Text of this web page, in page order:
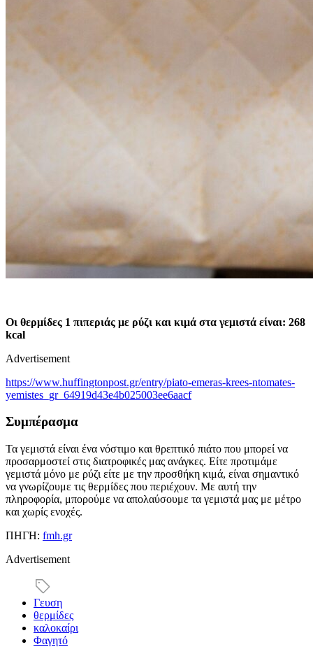
Οι θερμίδες 1 πιπεριάς με ρύζι και κιμά στα γεμιστά είναι: 268
kcal
Advertisement
https://www.huffingtonpost.gr/entry/piato-emeras-krees-ntomates-
yemistes_gr_64919d43e4b025003ee6aacf
Συμπέρασμα
Τα γεμιστά είναι ένα νόστιμο και θρεπτικό πιάτο που μπορεί να
προσαρμοστεί στις διατροφικές μας ανάγκες. Είτε προτιμάμε
γεμιστά μόνο με ρύζι είτε με την προσθήκη κιμά, είναι σημαντικό
να γνωρίζουμε τις θερμίδες που περιέχουν. Με αυτή την
πληροφορία, μπορούμε να απολαύσουμε τα γεμιστά μας με μέτρο
και χωρίς ενοχές.
ΠΗΓΗ: fmh.gr
Advertisement
Γευση
θερμίδες
καλοκαίρι
Φαγητό